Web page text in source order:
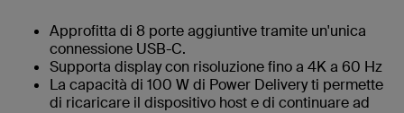
Approfitta di 8 porte aggiuntive tramite un'unica
connessione USB-C.
Supporta display con risoluzione fino a 4K a 60 Hz
La capacità di 100 W di Power Delivery ti permette
di ricaricare il dispositivo host e di continuare ad